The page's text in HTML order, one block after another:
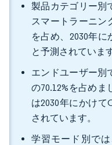
製品カテゴリー別
スマートラーニン
を占め、2030年に
と予測されています
エンドユーザー別
の70.12%を占めま
は2030年にかけて
されています。
学習モード別で